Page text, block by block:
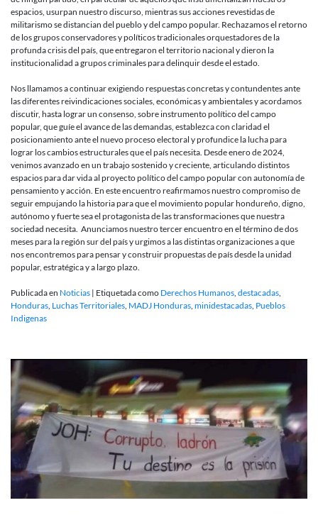
espacios, usurpan nuestro discurso, mientras sus acciones revestidas de
militarismo se distancian del pueblo y del campo popular. Rechazamos el retorno
de los grupos conservadores y políticos tradicionales orquestadores de la
profunda crisis del país, que entregaron el territorio nacional y dieron la
institucionalidad a grupos criminales para delinquir desde el estado.
Nos llamamos a continuar exigiendo respuestas concretas y contundentes ante
las diferentes reivindicaciones sociales, económicas y ambientales y acordamos
discutir, hasta lograr un consenso, sobre instrumento político del campo
popular, que guíe el avance de las demandas, establezca con claridad el
posicionamiento ante el nuevo proceso electoral y profundice la lucha para
lograr los cambios estructurales que el país necesita. Desde enero de 2024,
venimos avanzado en un trabajo sostenido y creciente, articulando distintos
espacios para dar vida al proyecto político del campo popular con autonomía de
pensamiento y acción. En este encuentro reafirmamos nuestro compromiso de
seguir empujando la historia para que el movimiento popular hondureño, digno,
autónomo y fuerte sea el protagonista de las transformaciones que nuestra
sociedad necesita. Anunciamos nuestro tercer encuentro en el término de dos
meses para la región sur del país y urgimos a las distintas organizaciones a que
nos encontremos para pensar y construir propuestas de país desde la unidad
popular, estratégica y a largo plazo.
Publicada en Noticias | Etiquetada como Derechos Humanos, destacadas,
Honduras, Luchas Territoriales, MADJ Honduras, minidestacadas, Pueblos
Indigenas